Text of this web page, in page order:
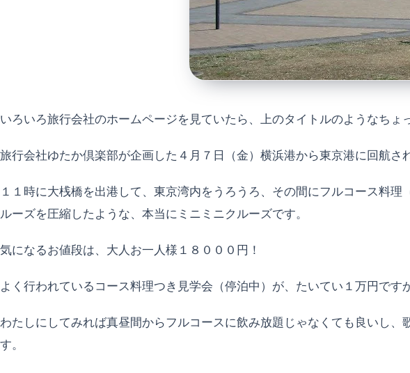
いろいろ旅行会社のホームページを見ていたら、上のタイトルのようなちょ
旅行会社ゆたか倶楽部が企画した４月７日（金）横浜港から東京港に回航さ
１１時に大桟橋を出港して、東京湾内をうろうろ、その間にフルコース料
ルーズを圧縮したような、本当にミニミニクルーズです。
気になるお値段は、大人お一人様１８０００円！
よく行われているコース料理つき見学会（停泊中）が、たいてい１万円です
わたしにしてみれば真昼間からフルコースに飲み放題じゃなくても良いし
す。